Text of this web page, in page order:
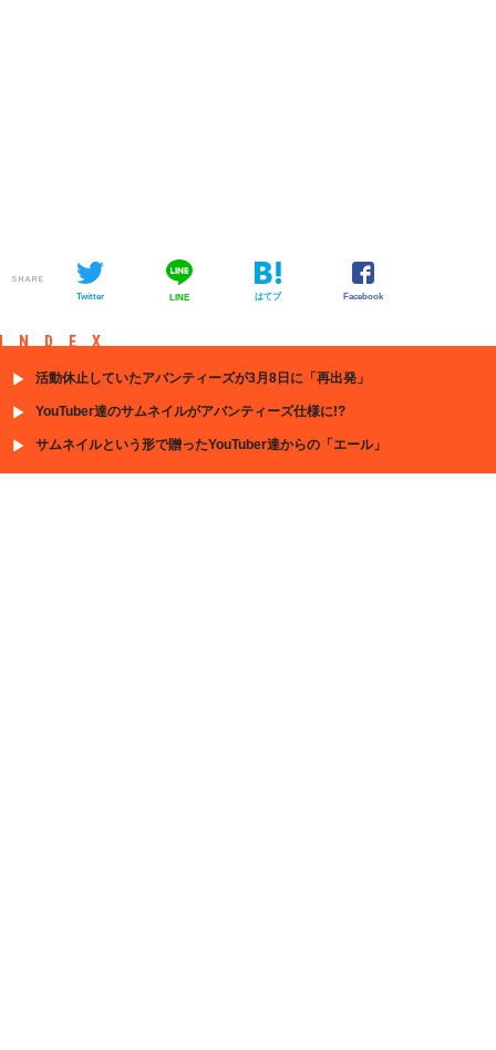
SHARE
Twitter LINE はてブ Facebook
INDEX
活動休止していたアバンティーズが3月8日に「再出発」
YouTuber達のサムネイルがアバンティーズ仕様に!?
サムネイルという形で贈ったYouTuber達からの「エール」